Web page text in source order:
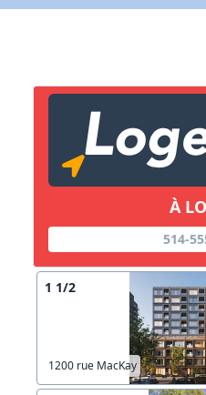
À
514-
1 1/2
1200 rue MacKay
Lien vers inscription
Copier lien